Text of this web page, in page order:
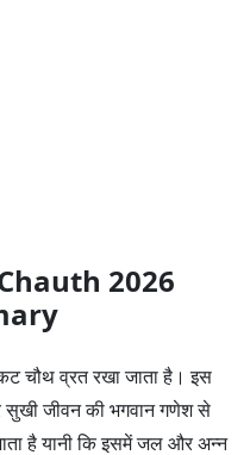
2026
चौथ व्रत रखा जाता है। इस
सुखी जीवन की भगवान गणेश से
है यानी कि इसमें जल और अन्न